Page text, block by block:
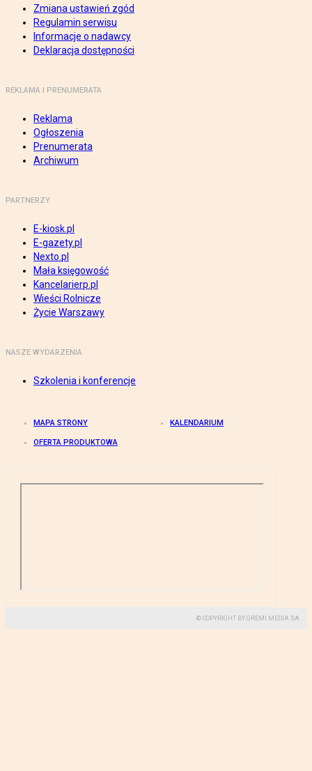
Zmiana ustawień zgód
Regulamin serwisu
Informacje o nadawcy
Deklaracja dostępności
REKLAMA I PRENUMERATA
Reklama
Ogłoszenia
Prenumerata
Archiwum
PARTNERZY
E-kiosk.pl
E-gazety.pl
Nexto.pl
Mała księgowość
Kancelarierp.pl
Wieści Rolnicze
Życie Warszawy
NASZE WYDARZENIA
Szkolenia i konferencje
MAPA STRONY KALENDARIUM
OFERTA PRODUKTOWA
© COPYRIGHT BY GREMI MEDIA SA